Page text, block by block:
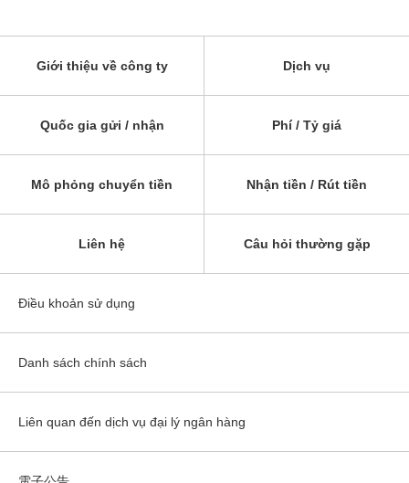
Giới thiệu về công ty Dịch vụ
Quốc gia gửi / nhận Phí / Tỷ giá
Mô phỏng chuyển tiền Nhận tiền / Rút tiền
Liên hệ Câu hỏi thường gặp
Điều khoản sử dụng
Danh sách chính sách
Liên quan đến dịch vụ đại lý ngân hàng